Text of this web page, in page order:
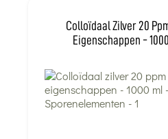
Colloïdaal Zilver 20
Eigenschappen -